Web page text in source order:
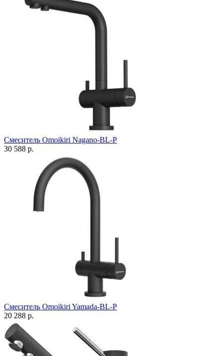
Смеситель Omoikiri Nagano-BL-P
30 588 р.
Смеситель Omoikiri Yamada-BL-P
20 288 р.